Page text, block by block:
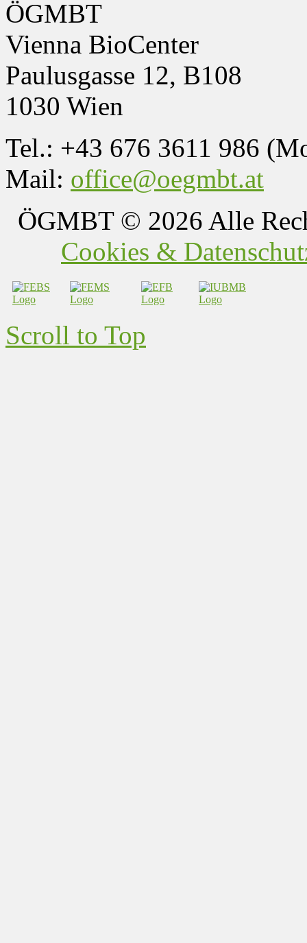
ÖGMBT
Vienna BioCenter
Paulusgasse 12, B108
1030 Wien
Tel.: +43 676 3611 986
Mail: office@oegmbt.at
ÖGMBT© 2026 Alle
Cookies &
Scroll to Top